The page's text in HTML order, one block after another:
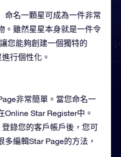
命名一顆星可成為一件非常
。雖然星星本身就是一件令
您能夠創建一個獨特的
行個性化。
非常簡單。當您命名一
Online Star Register中。
錄您的客戶帳戶後，您可
編輯Star Page的方法，